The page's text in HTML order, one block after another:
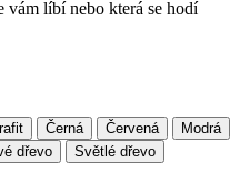
vám líbí nebo která se hodí
Černá Červená
Modrá
dřevo Světlé dřevo